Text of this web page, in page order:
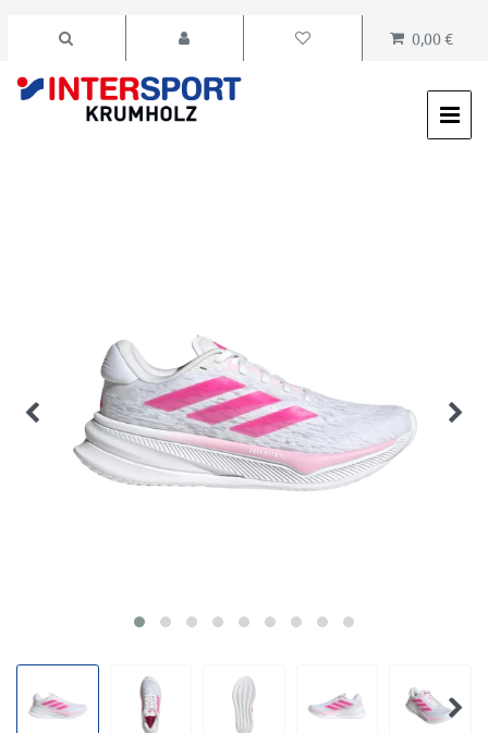
0,00 €